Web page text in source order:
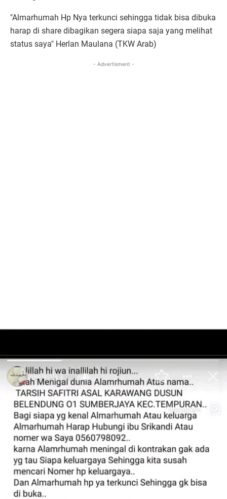
"Almarhumah Hp Nya terkunci sehingga tidak bisa dibuka
harap di share dibagikan segera siapa saja yang melihat
status saya" Herlan Maulana (TKW Arab)
- Advertisment -